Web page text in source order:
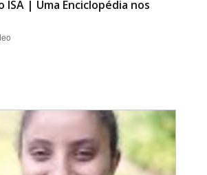
ISA | Uma Enciclopédia nos